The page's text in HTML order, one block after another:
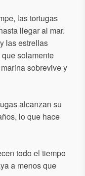
las tortugas
llegar al mar.
las estrellas
solamente
sobrevive y
alcanzan su
lo que hace
todo el tiempo
a menos que